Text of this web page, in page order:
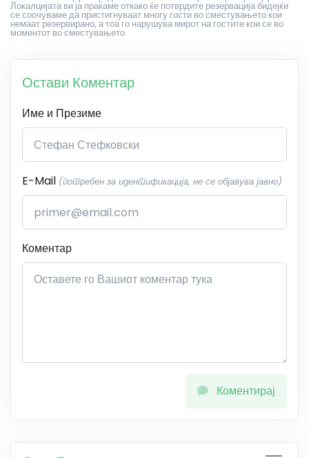
Локалцијата ви ја праќаме откако ќе потврдите резервација бидејќи
се соочуваме да пристигнуваат многу гости во сместувањето кои
немаат резервирано, а тоа го нарушува мирот на гостите кои се во
моментот во сместувањето.
Остави Коментар
Име и Презиме
E-Mail (потребен за идентификација, не се објавува јавно)
Коментар
Коментирај